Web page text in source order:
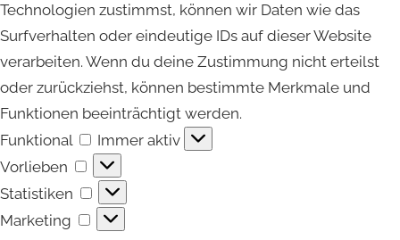
Technologien zustimmst, können wir Daten wie das
Surfverhalten oder eindeutige IDs auf dieser Website
verarbeiten. Wenn du deine Zustimmung nicht erteilst
oder zurückziehst, können bestimmte Merkmale und
Funktionen beeinträchtigt werden.
Funktional
Funktional
Immer aktiv
Vorlieben
Vorlieben
Statistiken
Statistiken
Marketing
Marketing